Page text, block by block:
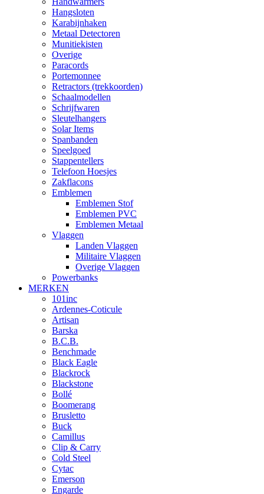
Hangsloten
Karabijnhaken
Metaal Detectoren
Munitiekisten
Overige
Paracords
Portemonnee
Retractors (trekkoorden)
Schaalmodellen
Schrijfwaren
Sleutelhangers
Solar Items
Spanbanden
Speelgoed
Stappentellers
Telefoon Hoesjes
Zakflacons
Emblemen
Emblemen Stof
Emblemen PVC
Emblemen Metaal
Vlaggen
Landen Vlaggen
Militaire Vlaggen
Overige Vlaggen
Powerbanks
MERKEN
101inc
Ardennes-Coticule
Artisan
Barska
B.C.B.
Benchmade
Black Eagle
Blackrock
Blackstone
Bollé
Boomerang
Brusletto
Buck
Camillus
Clip & Carry
Cold Steel
Cytac
Emerson
Engarde